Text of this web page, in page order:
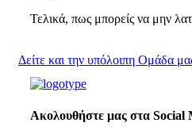
Τελικά, πως μπορείς να μην
Δείτε και την υπόλοιπη Ομάδα
Ακολουθήστε μας στα Social